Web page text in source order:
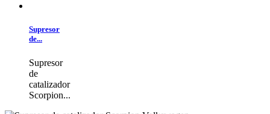
Supresor
de...
Supresor
de
catalizador
Scorpion...